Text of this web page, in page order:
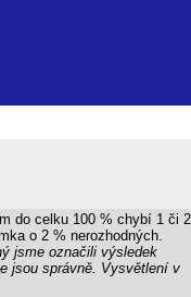
do celku 100 % chybí 1 či 2
o 2 % nerozhodných.
jsme označili výsledek
jsou správně. Vysvětlení v